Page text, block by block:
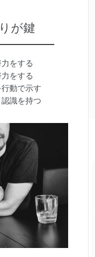
が鍵
をする
をする
動で示す
識を持つ